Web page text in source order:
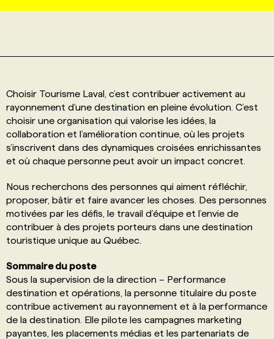
ANNONCEZ AVEC NOUS
Choisir Tourisme Laval, c’est contribuer activement au
rayonnement d’une destination en pleine évolution. C’est
choisir une organisation qui valorise les idées, la
collaboration et l’amélioration continue, où les projets
s’inscrivent dans des dynamiques croisées enrichissantes
et où chaque personne peut avoir un impact concret.
Nous recherchons des personnes qui aiment réfléchir,
proposer, bâtir et faire avancer les choses. Des personnes
motivées par les défis, le travail d’équipe et l’envie de
contribuer à des projets porteurs dans une destination
touristique unique au Québec.
Sommaire du poste
Sous la supervision de la direction – Performance
destination et opérations, la personne titulaire du poste
contribue activement au rayonnement et à la performance
de la destination. Elle pilote les campagnes marketing
payantes, les placements médias et les partenariats de